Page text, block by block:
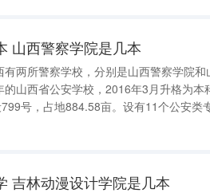
山西警察学院是几本
山西省公安学校，2016年3月升格为本
号，占地884.58亩。设有11个公安类
专业建设点，多个专业为省级一流专业
吉林动漫设计学院是几本